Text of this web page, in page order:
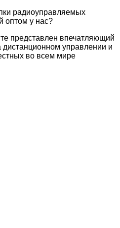
радиоуправляемых
оптом у нас?
представлен впечатляющий
дистанционном управлении и
во всем мире